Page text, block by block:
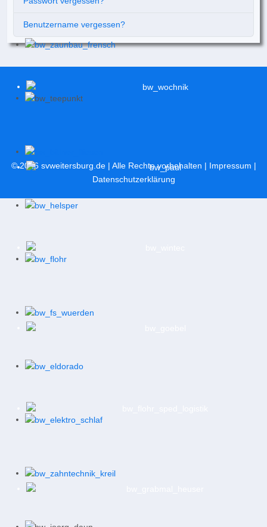
Benutzername vergessen?
© 2026 svweitersburg.de| Alle Rechte vorbehalten | Impressum |
Datenschutzerklärung